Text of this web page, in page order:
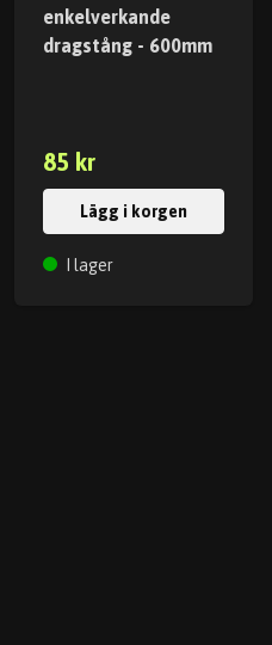
enkelverkande
dragstång - 600mm
85 kr
Lägg i korgen
I lager